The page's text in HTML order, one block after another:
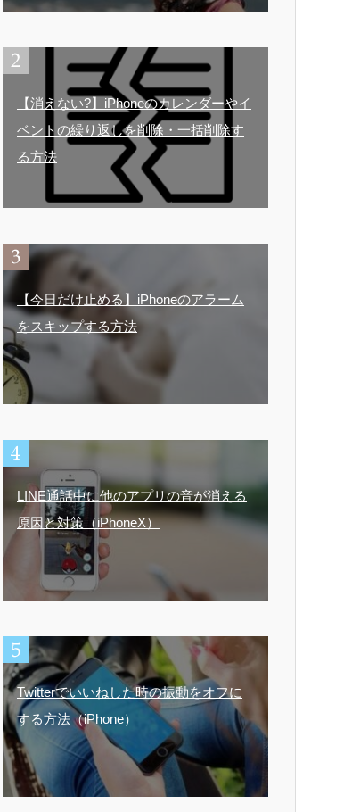
【消えない?】iPhoneのカレンダーやイ
ベントの繰り返しを削除・一括削除す
る方法
【今日だけ止める】iPhoneのアラーム
をスキップする方法
LINE通話中に他のアプリの音が消える
原因と対策（iPhoneX）
Twitterでいいねした時の振動をオフに
する方法（iPhone）